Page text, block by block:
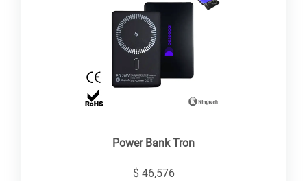
Power Bank Tron
$ 46,576